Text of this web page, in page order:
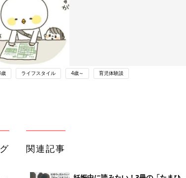
ライフスタイル 4歳～ 育児体験談
関連記事